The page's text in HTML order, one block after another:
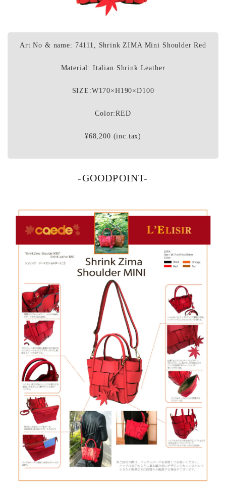
Art No & name: 74111, Shrink ZIMA Mini Shoulder Red
Material: Italian Shrink Leather
SIZE:W170×H190×D100
Color:RED
¥68,200 (inc.tax)
-GOODPOINT-